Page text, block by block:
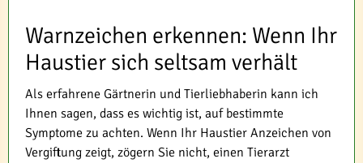
Warnzeichen erkennen: Wenn Ihr
Haustier sich seltsam verhält
Als erfahrene Gärtnerin und Tierliebhaberin kann ich
Ihnen sagen, dass es wichtig ist, auf bestimmte
Symptome zu achten. Wenn Ihr Haustier Anzeichen von
Vergiftung zeigt, zögern Sie nicht, einen Tierarzt